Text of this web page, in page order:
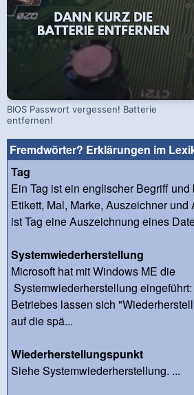
BIOS Passwort vergessen! Batterie
entfernen!
Fremdwörter? Erklärungen im
Tag
Ein Tag ist ein englischer Begriff
Etikett, Mal, Marke, Auszeichner und
ist Tag eine Auszeichnung eines
Systemwiederherstellung
Microsoft hat mit Windows ME die
Systemwiederherstellung
Betriebes lassen sich
auf die spä...
Wiederherstellungspunkt
Siehe Systemwiederherstellung. ...